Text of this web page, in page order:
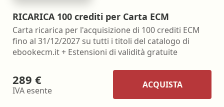
RICARICA 100 crediti per Carta ECM
Carta ricarica per l'acquisizione di 100 crediti ECM
fino al 31/12/2027 su tutti i titoli del catalogo di
ebookecm.it + Estensioni di validità gratuite
289 €
IVA esente
ACQUISTA